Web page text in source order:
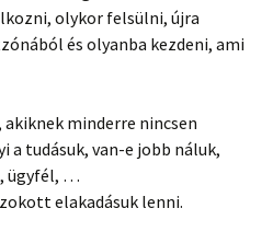
olykor felsülni, újra
és olyanba kezdeni, ami
minderre nincsen
a tudásuk, van-e jobb náluk,
ügyfél, …
elakadásuk lenni.